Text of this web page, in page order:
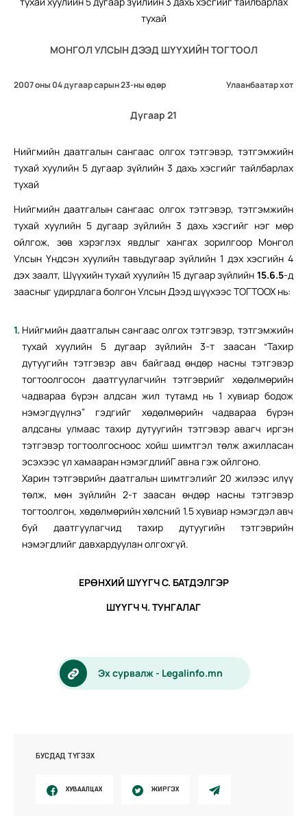
МОНГОЛ УЛСЫН ДЭЭД ШҮҮХИЙН ТОГТООЛ
2007 оны 04 дугаар сарын 23-ны өдөр Улаанбаатар хот
Дугаар 21
Нийгмийн даатгалын сангаас олгох тэтгэвэр, тэтгэмжийн
тухай хуулийн 5 дугаар зүйлийн 3 дахь хэсгийг тайлбарлах
тухай
Нийгмийн даатгалын сангаас олгох тэтгэвэр, тэтгэмжийн
тухай хуулийн 5 дугаар зүйлийн 3 дахь хэсгийг нэг мөр
ойлгож, зөв хэрэглэх явдлыг хангах зорилгоор Монгол
Улсын Үндсэн хуулийн тавьдугаар зүйлийн 1 дэх хэсгийн 4
дэх заалт, Шүүхийн тухай хуулийн 15 дугаар зүйлийн 15.6.5-д
заасныг удирдлага болгон Улсын Дээд шүүхээс ТОГТООХ нь:
Нийгмийн даатгалын сангаас олгох тэтгэвэр, тэтгэмжийн
тухай хуулийн 5 дугаар зүйлийн 3-т заасан “Тахир
дутуугийн тэтгэвэр авч байгаад өндөр насны тэтгэвэр
тогтоолгосон даатгуулагчийн тэтгэврийг хөдөлмөрийн
чадвараа бүрэн алдсан жил тутамд нь 1 хувиар бодож
нэмэгдүүлнэ” гэдгийг хөдөлмөрийн чадвараа бүрэн
алдсаны улмаас тахир дутуугийн тэтгэвэр авагч иргэн
тэтгэвэр тогтоолгосноос хойш шимтгэл төлж ажилласан
эсэхээс үл хамааран нэмэгдлийГ авна гэж ойлгоно.
Харин тэтгэврийн даатгалын шимтгэлийг 20 жилээс илүү
төлж, мөн зүйлийн 2-т заасан өндөр насны тэтгэвэр
тогтоолгон, хөдөлмөрийн хөлсний 1.5 хувиар нэмэгдэл авч
буй даатгуулагчид тахир дутуугийн тэтгэврийн
нэмэгдлийг давхардуулан олгохгүй.
ЕРӨНХИЙ ШҮҮГЧ С. БАТДЭЛГЭР
ШҮҮГЧ Ч. ТУНГАЛАГ
Эх сурвалж - Legalinfo.mn
БУСДАД ТҮГЭЭХ
ХУВААЛЦАХ ЖИРГЭХ